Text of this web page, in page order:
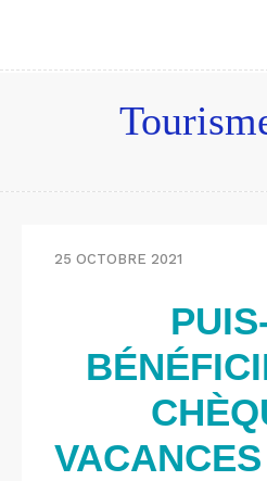
25 OCTOBRE 2021